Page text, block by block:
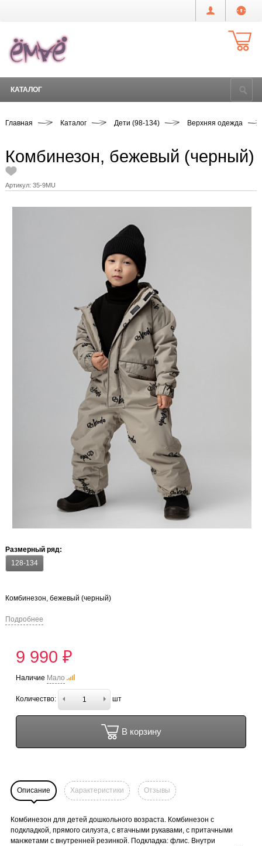
КАТАЛОГ
Главная Каталог Дети (98-134) Верхняя одежда
Комбинезон, бежевый (черный)
Артикул: 35-9MU
Размерный ряд:
128-134
Комбинезон, бежевый (черный)
Подробнее
9 990 ₽
Наличие Мало
Количество: шт
В корзину
Описание Характеристики Отзывы
Комбинезон для детей дошкольного возраста. Комбинезон с
подкладкой, прямого силуэта, с втачными рукавами, с притачными
манжетами с внутренней резинкой. Подкладка: флис. Внутри